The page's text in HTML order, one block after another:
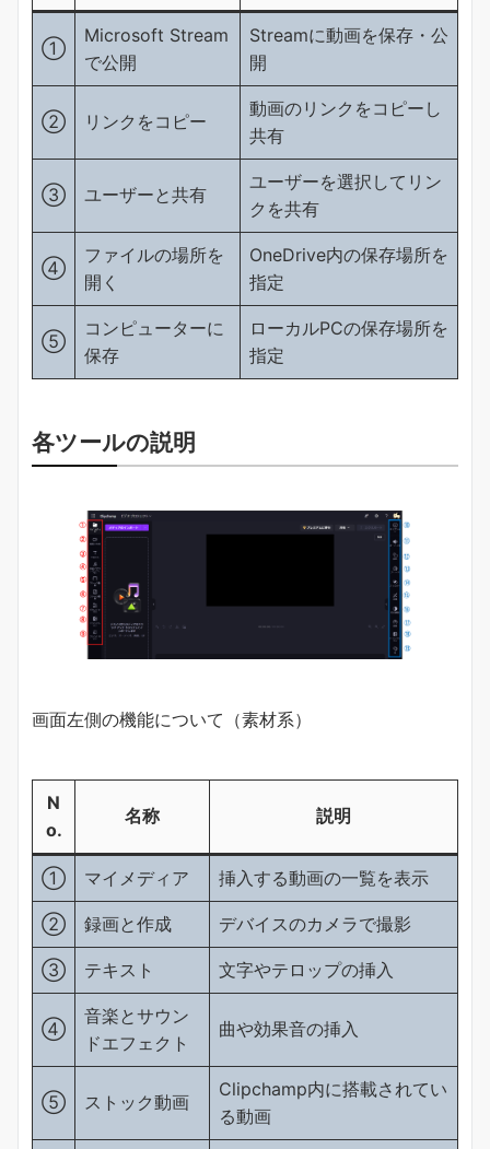
①
Microsoft Stream
で公開
Streamに動画を保存・公
開
② リンクをコピー
動画のリンクをコピーし
共有
③ ユーザーと共有
ユーザーを選択してリン
クを共有
④
ファイルの場所を
開く
OneDrive内の保存場所を
指定
⑤
コンピューターに
保存
ローカルPCの保存場所を
指定
各ツールの説明
画面左側の機能について（素材系）
N
o.
名称 説明
① マイメディア 挿入する動画の一覧を表示
② 録画と作成 デバイスのカメラで撮影
③ テキスト 文字やテロップの挿入
④
音楽とサウン
ドエフェクト
曲や効果音の挿入
⑤ ストック動画
Clipchamp内に搭載されてい
る動画